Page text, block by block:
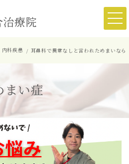
内科疾患 耳鼻科で異常なしと言われためまいなら
まい症